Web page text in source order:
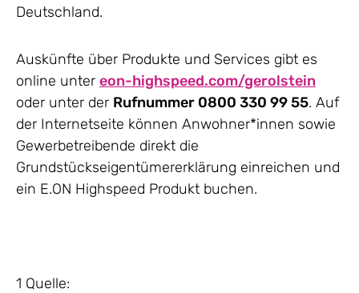
Deutschland.
Auskünfte über Produkte und Services gibt es
online unter eon-highspeed.com/gerolstein
oder unter der Rufnummer 0800 330 99 55. Auf
der Internetseite können Anwohner*innen sowie
Gewerbetreibende direkt die
Grundstückseigentümererklärung einreichen und
ein E.ON Highspeed Produkt buchen.
1 Quelle: